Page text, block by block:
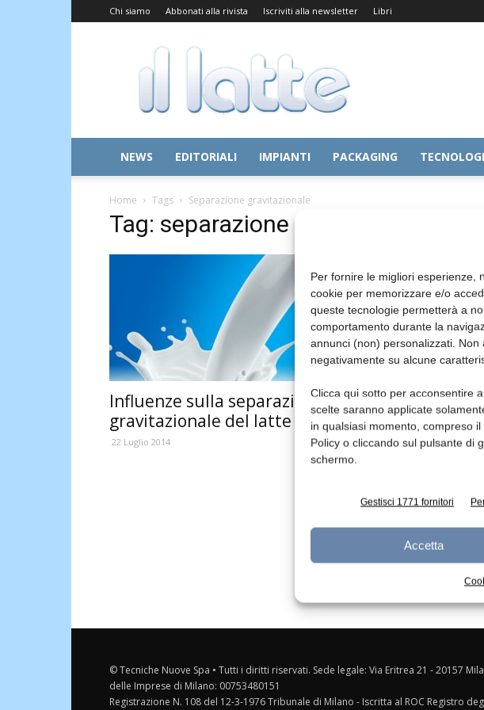
Per fornire le migliori esperienze,
cookie per memorizzare e/o
queste tecnologie permetterà a
comportamento durante la
annunci (non) personalizzati.
negativamente su alcune
Clicca qui sotto per acconsentire
scelte saranno applicate
in qualsiasi momento, compreso
Policy o cliccando sul pulsante di
schermo.
Gestisci 1771 fornitori
Accetta
Chi siamo Abbonati alla rivista Iscriviti alla newsletter Libri
Il
Latte
NEWS EDITORIALI IMPIANTI PACKAGING
Home Tags Separazione gravitazionale
Tag: separazione gravitazionale
Influenze sulla separazione
gravitazionale del latte
22 Luglio 2014
© Tecniche Nuove Spa • Tutti i diritti riservati. Sede legale: Via Eritrea 21 - 20157
delle Imprese di Milano: 00753480151
Registrazione N. 108 del 12-3-1976 Tribunale di Milano - Iscritta al ROC Registro